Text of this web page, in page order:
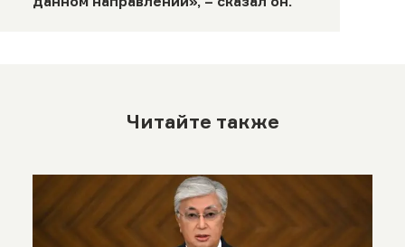
Читайте также